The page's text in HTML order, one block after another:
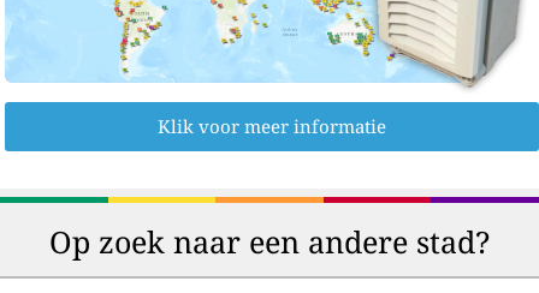
Klik voor meer informatie
Op zoek naar een andere stad?